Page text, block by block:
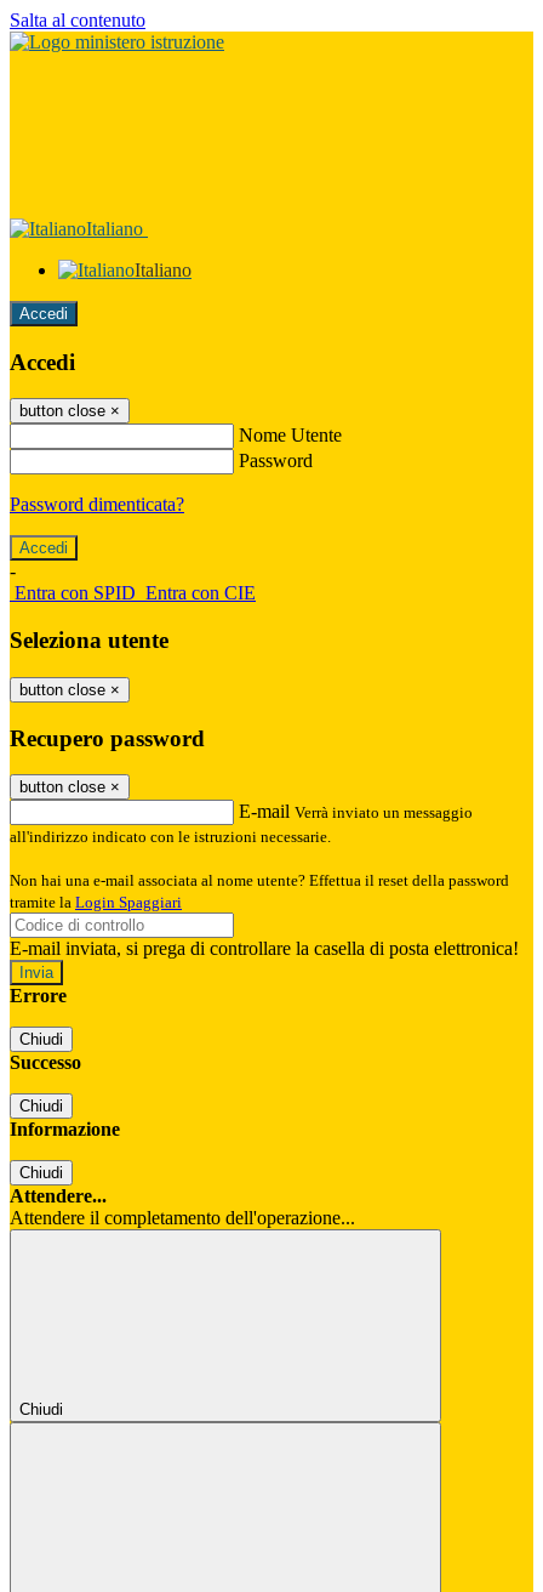
Salta al contenuto
Italiano
Italiano
Accedi
Accedi
button close ×
Nome Utente
Password
Password dimenticata?
-
Entra con SPID Entra con CIE
Seleziona utente
button close ×
Recupero password
button close ×
E-mail Verrà inviato un messaggio
all'indirizzo indicato con le istruzioni necessarie.
Non hai una e-mail associata al nome utente? Effettua il reset della password
tramite la Login Spaggiari
E-mail inviata, si prega di controllare la casella di posta elettronica!
Errore
Chiudi
Successo
Chiudi
Informazione
Chiudi
Attendere...
Attendere il completamento dell'operazione...
Chiudi